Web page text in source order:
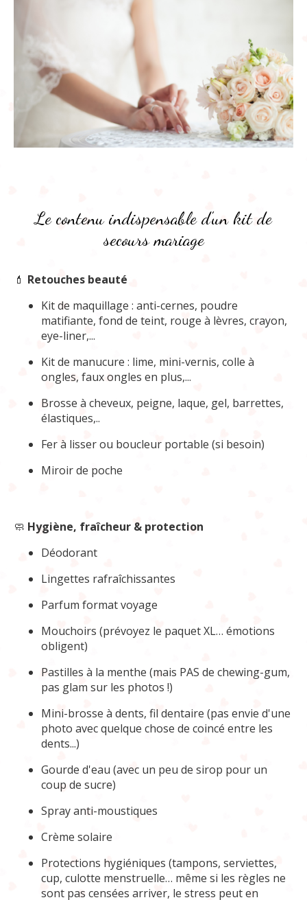
Le contenu indispensable d'un kit de
secours mariage
💄 Retouches beauté
Kit de maquillage : anti-cernes, poudre
matifiante, fond de teint, rouge à lèvres, crayon,
eye-liner,...
Kit de manucure : lime, mini-vernis, colle à
ongles, faux ongles en plus,...
Brosse à cheveux, peigne, laque, gel, barrettes,
élastiques,..
Fer à lisser ou boucleur portable (si besoin)
Miroir de poche
🧼 Hygiène, fraîcheur & protection
Déodorant
Lingettes rafraîchissantes
Parfum format voyage
Mouchoirs (prévoyez le paquet XL… émotions
obligent)
Pastilles à la menthe (mais PAS de chewing-gum,
pas glam sur les photos !)
Mini-brosse à dents, fil dentaire (pas envie d'une
photo avec quelque chose de coincé entre les
dents...)
Gourde d'eau (avec un peu de sirop pour un
coup de sucre)
Spray anti-moustiques
Crème solaire
Protections hygiéniques (tampons, serviettes,
cup, culotte menstruelle… même si les règles ne
sont pas censées arriver, le stress peut en